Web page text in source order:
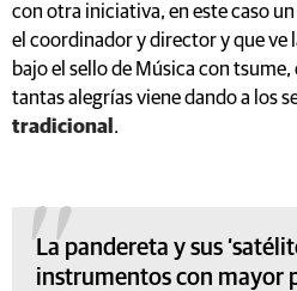
con otra iniciativa, en este caso
el coordinador y director y que ve
bajo el sello de Música con
tantas alegrías viene dando a los
tradicional .
La pandereta y sus
instrumentos con mayor